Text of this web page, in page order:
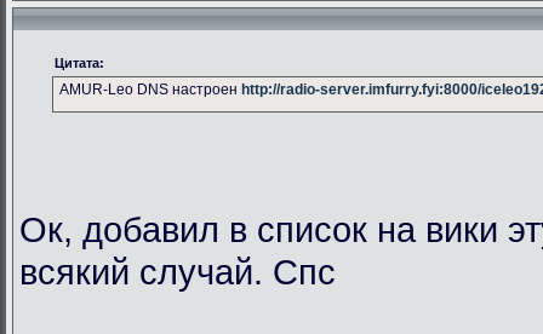
Цитата:
AMUR-Leo DNS настроен http://radio-server.imfurry.fyi:8000/
Ок, добавил в список на вики
всякий случай. Спс